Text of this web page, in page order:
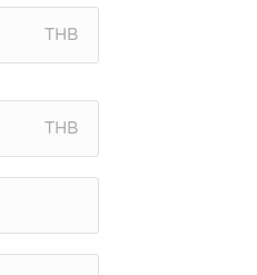
THB
THB